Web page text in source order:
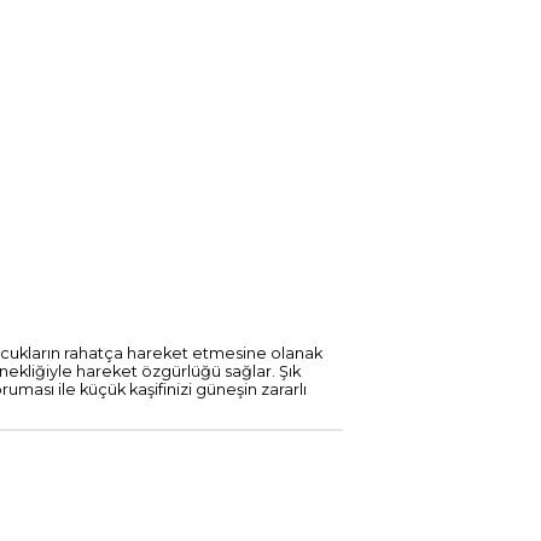
rahatça hareket etmesine olanak
hareket özgürlüğü sağlar. Şık
ile küçük kaşifinizi güneşin zararlı